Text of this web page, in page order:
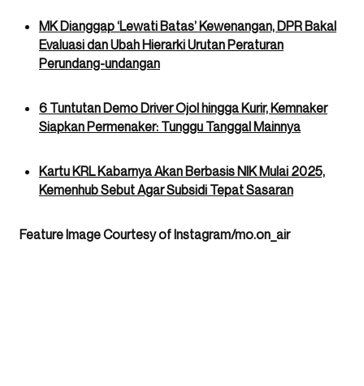
MK Dianggap ‘Lewati Batas’ Kewenangan, DPR Bakal
Evaluasi dan Ubah Hierarki Urutan Peraturan
Perundang-undangan
6 Tuntutan Demo Driver Ojol hingga Kurir, Kemnaker
Siapkan Permenaker: Tunggu Tanggal Mainnya
Kartu KRL Kabarnya Akan Berbasis NIK Mulai 2025,
Kemenhub Sebut Agar Subsidi Tepat Sasaran
Feature Image Courtesy of Instagram/mo.on_air